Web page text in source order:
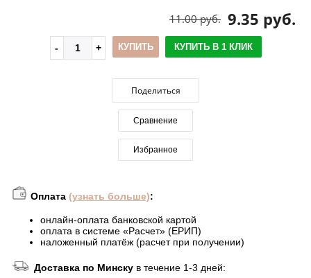
9.35 руб.
11.00 руб.
КУПИТЬ КУПИТЬ В 1 КЛИК
Поделиться
Сравнение
Избранное
Оплата (узнать больше):
онлайн-оплата банковской картой
оплата в системе «Расчет» (ЕРИП)
наложенный платёж (расчет при получении)
Доставка по Минску в течение 1-3 дней: